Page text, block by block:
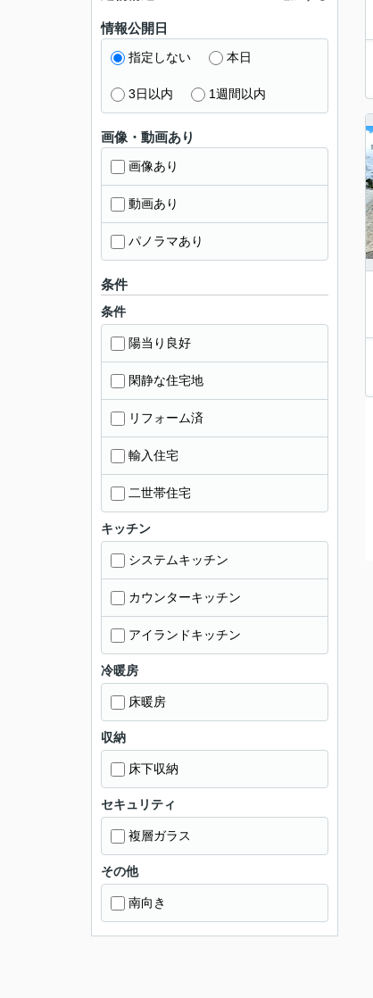
情報公開日
指定しない 本日
3日以内 1週間以内
画像・動画あり
画像あり
動画あり
パノラマあり
条件
条件
陽当り良好
閑静な住宅地
リフォーム済
輸入住宅
二世帯住宅
キッチン
システムキッチン
カウンターキッチン
アイランドキッチン
冷暖房
床暖房
収納
床下収納
セキュリティ
複層ガラス
その他
南向き